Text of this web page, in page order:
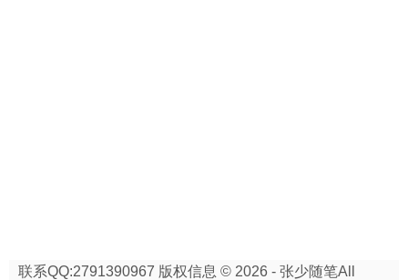
联系QQ:2791390967 版权信息 © 2026 - 张少随笔All